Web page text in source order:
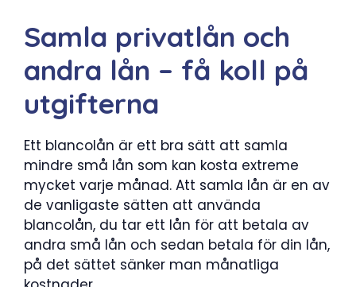
Samla privatlån och
andra lån – få koll på
utgifterna
Ett blancolån är ett bra sätt att samla
mindre små lån som kan kosta extreme
mycket varje månad. Att samla lån är en av
de vanligaste sätten att använda
blancolån, du tar ett lån för att betala av
andra små lån och sedan betala för din lån,
på det sättet sänker man månatliga